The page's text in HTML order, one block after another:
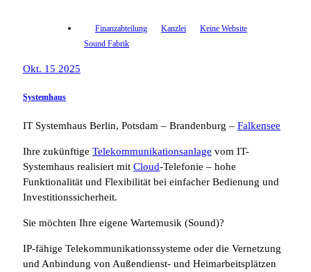
Finanzabteilung Kanzlei
Keine Website
Sound Fabrik
Okt. 15 2025
Systemhaus
IT Systemhaus Berlin, Potsdam – Brandenburg – Falkensee
Ihre zukünftige Telekommunikationsanlage vom IT-
Systemhaus realisiert mit Cloud-Telefonie – hohe
Funktionalität und Flexibilität bei einfacher Bedienung und
Investitionssicherheit.
Sie möchten Ihre eigene Wartemusik (Sound)?
IP-fähige Telekommunikationssysteme oder die Vernetzung
und Anbindung von Außendienst- und Heimarbeitsplätzen